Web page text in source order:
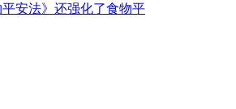
安法》还强化了食物平